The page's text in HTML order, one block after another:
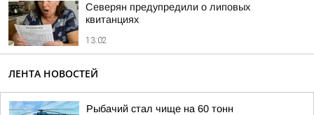
Северян предупредили о липовых
квитанциях
13:02
ЛЕНТА НОВОСТЕЙ
Рыбачий стал чище на 60 тонн